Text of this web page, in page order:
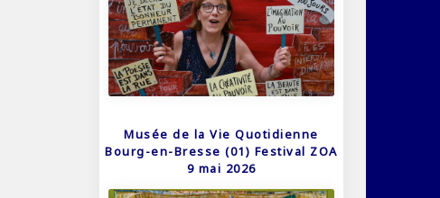
Musée de la Vie Quotidienne
Bourg-en-Bresse (01) Festival ZOA
9 mai 2026